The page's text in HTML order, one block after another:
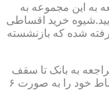
به این مجموعه به
خرید اقساطی
شده که بازنشسته
به بانک تا سقف
۷۰ میلیون تومان اعتبار دریافت نموده و اقساط خود را به صورت ۶